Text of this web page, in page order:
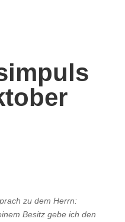
zu dem Herrn:
Besitz gebe ich den